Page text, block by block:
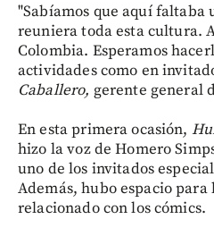
"Sabíamos que aquí faltaba
reuniera toda esta cultura.
Colombia. Esperamos
actividades como en
Caballero, gerente general
En esta primera ocasión,
hizo la voz de Homero
uno de los invitados
Además, hubo espacio
relacionado con los cómics.